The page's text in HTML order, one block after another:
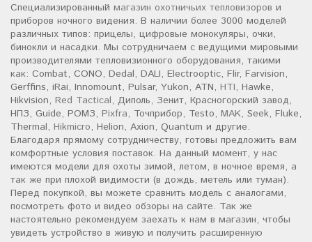
Специализированный магазин охотничьих тепловизоров и
приборов ночного видения. В наличии более 3000 моделей
различных типов: прицелы, цифровые монокуляры, очки,
бинокли и насадки. Мы сотрудничаем с ведущими мировыми
производителями тепловизионного оборудования, такими
как: Combat, CONO, Dedal, DALI, Electrooptic, Flir, Farvision,
Gerffins, iRai, Innomount, Pulsar, Yukon, ATN, HTI, Hawke,
Hikvision, Red Tactical, Диполь, Зенит, Красногорский завод,
НПЗ, Guide, РОМЗ, Pixfra, Точприбор, Testo, MAK, Seek, Fluke,
Thermal, Hikmicro, Helion, Axion, Quantum и другие.
Благодаря прямому сотрудничеству, готовы предложить вам
комфортные условия поставок. На данный момент, у нас
имеются модели для охоты зимой, летом, в ночное время, а
так же при плохой видимости (в дождь, метель или туман).
Перед покупкой, вы можете сравнить модель с аналогами,
посмотреть фото и видео обзоры на сайте. Так же
настоятельно рекомендуем заехать к нам в магазин, чтобы
увидеть устройство в живую и получить расширенную